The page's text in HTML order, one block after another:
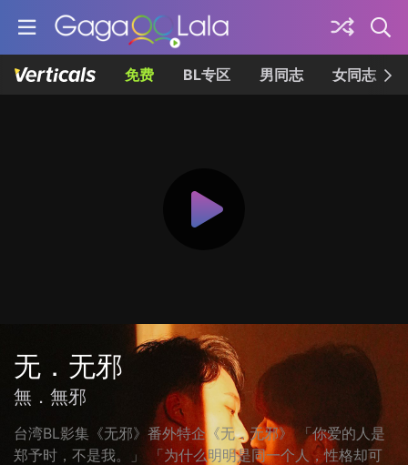
免费 BL专区 男同志 女同志
无．无邪
無．無邪
台湾BL影集《无邪》番外特企《无．无邪》 「你爱的人是
郑予时，不是我。」 「为什么明明是同一个人，性格却可